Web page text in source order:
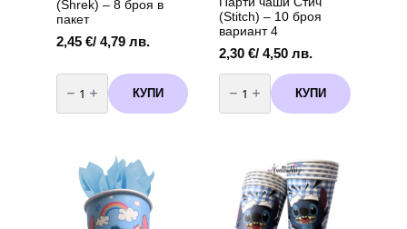
(Shrek) – 8 броя в
пакет
2,45 €/ 4,79 лв.
количество
за
Парти
Чаши
броя
пакет
КУПИ
(Stitch) – 10 броя
вариант 4
2,30 €/ 4,50 лв.
количество
за
Парти
чаши
броя
вариант
КУПИ